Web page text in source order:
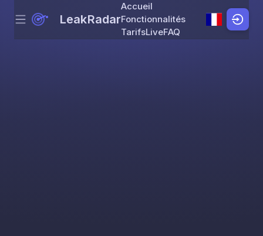
Skip to content
Menu LeakRadar
Accueil
Fonctionnalités
TarifsLiveFAQ